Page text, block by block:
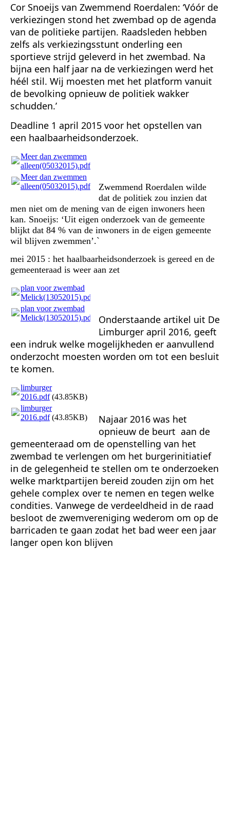
Cor Snoeijs van Zwemmend Roerdalen: ‘Vóór de
verkiezingen stond het zwembad op de agenda
van de politieke partijen. Raadsleden hebben
zelfs als verkiezingsstunt onderling een
sportieve strijd geleverd in het zwembad. Na
bijna een half jaar na de verkiezingen werd het
héél stil. Wij moesten met het platform vanuit
de bevolking opnieuw de politiek wakker
schudden.’
Deadline 1 april 2015 voor het opstellen van
een haalbaarheidsonderzoek.
Meer dan zwemmen
alleen(05032015).pdf
Meer dan zwemmen
alleen(05032015).pdf (290.11KB)
Zwemmend Roerdalen wilde
dat de politiek zou inzien dat
men niet om de mening van de eigen inwoners heen
kan. Snoeijs: ‘Uit eigen onderzoek van de gemeente
blijkt dat 84 % van de inwoners in de eigen gemeente
wil blijven zwemmen’.`
mei 2015 : het haalbaarheidsonderzoek is gereed en de
gemeenteraad is weer aan zet
plan voor zwembad
Melick(13052015).pdf
plan voor zwembad
Melick(13052015).pdf
(45.39KB)
Onderstaande artikel uit De
Limburger april 2016, geeft
een indruk welke mogelijkheden er aanvullend
onderzocht moesten worden om tot een besluit
te komen.
limburger
2016.pdf(43.85KB)
limburger
2016.pdf(43.85KB)
Najaar 2016 was het
opnieuw de beurt aan de
gemeenteraad om de openstelling van het
zwembad te verlengen om het burgerinitiatief
in de gelegenheid te stellen om te onderzoeken
welke marktpartijen bereid zouden zijn om het
gehele complex over te nemen en tegen welke
condities. Vanwege de verdeeldheid in de raad
besloot de zwemvereniging wederom om op de
barricaden te gaan zodat het bad weer een jaar
langer open kon blijven